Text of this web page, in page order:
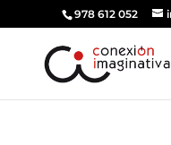
978 612 052